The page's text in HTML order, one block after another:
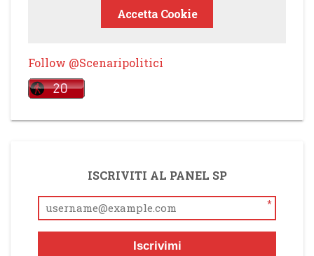
Accetta Cookie
Follow @Scenaripolitici
ISCRIVITI AL PANEL SP
*
Iscrivimi